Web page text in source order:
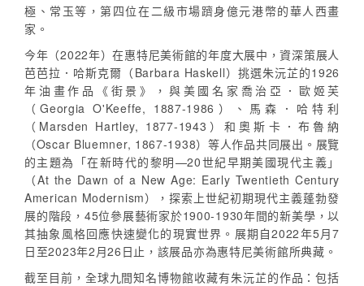
極、常玉等，第四位在二級市場躋身億元港幣的華人西畫
家。
今年（2022年）在惠特尼美術館的年度大展中，資深策展人
芭芭拉．哈斯克爾（Barbara Haskell）挑選朱沅芷的1926
年油畫作品《街景》，與美國名家喬治亞．歐姬芙
（Georgia O'Keeffe, 1887-1986）、馬森．哈特利
（Marsden Hartley, 1877-1943）和奧斯卡．布魯納
（Oscar Bluemner, 1867-1938）等人作品共同展出。展覽
的主題為「在新時代的黎明—20世紀早期美國現代主義」
（At the Dawn of a New Age: Early Twentieth Century
American Modernism），探索上世紀初期現代主義蓬勃發
展的階段，45位參展藝術家於1900-1930年間的新美學，以
其抽象風格回應快速變化的現實世界。展期自2022年5月7
日至2023年2月26日止，該展品亦為惠特尼美術館所典藏。
截至目前，全球九間知名博物館收藏有朱沅芷的作品：包括